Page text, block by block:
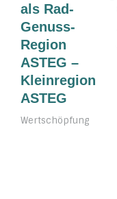
als Rad-
Genuss-
Region
ASTEG –
Kleinregion
ASTEG
Wertschöpfung